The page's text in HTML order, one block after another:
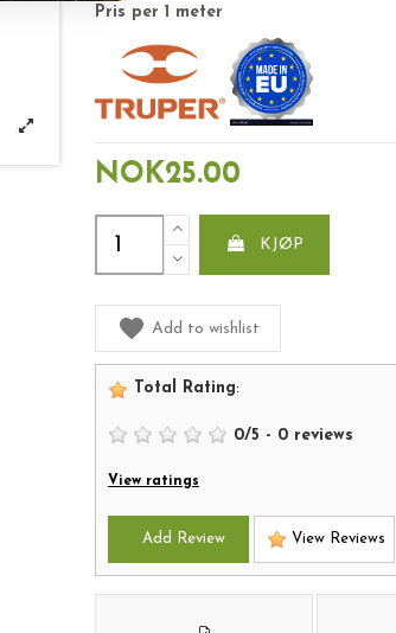
Pris per 1 meter
NOK25.00
KJØP
Add to wishlist
Total Rating:
0/5 - 0 reviews
View ratings
Add Review View Reviews